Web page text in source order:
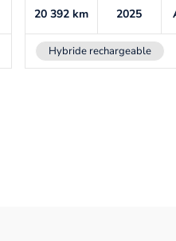
20 392 km 2025
Hybride rechargeable